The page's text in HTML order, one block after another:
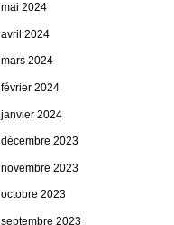
mai 2024
avril 2024
mars 2024
février 2024
janvier 2024
décembre 2023
novembre 2023
octobre 2023
septembre 2023